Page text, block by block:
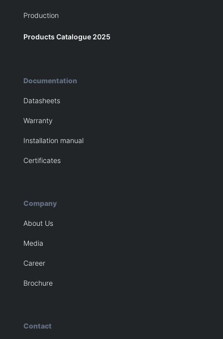
Production
Products Catalogue 2025
Documentation
Datasheets
Warranty
Installation manual
Certificates
Company
About Us
Media
Career
Brochure
Contact